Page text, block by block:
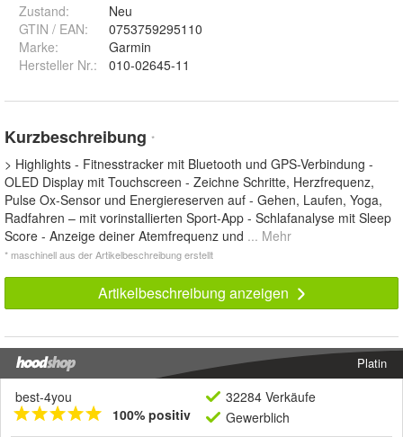
Zustand:
Neu
GTIN / EAN:
0753759295110
Marke:
Garmin
Hersteller Nr.:
010-02645-11
Kurzbeschreibung *
> Highlights - Fitnesstracker mit Bluetooth und GPS-Verbindung -
OLED Display mit Touchscreen - Zeichne Schritte, Herzfrequenz,
Pulse Ox-Sensor und Energiereserven auf - Gehen, Laufen, Yoga,
Radfahren – mit vorinstallierten Sport-App - Schlafanalyse mit Sleep
Score - Anzeige deiner Atemfrequenz und ... Mehr
* maschinell aus der Artikelbeschreibung erstellt
Artikelbeschreibung anzeigen
Platin
best-4you
100% positiv
32284 Verkäufe
Gewerblich